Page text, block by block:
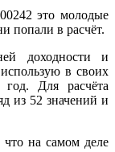
это молодые
попали в расчёт.
доходности и
в своих
год. Для расчёта
из 52 значений и
на самом деле